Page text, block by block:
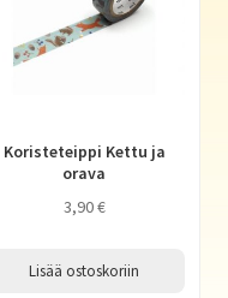
Koristeteippi Kettu ja
orava
3,90€
Lisää ostoskoriin